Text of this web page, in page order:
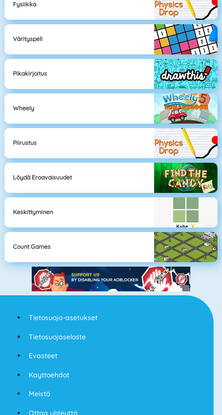
Fysiikka
Värityspeli
Pikakirjoitus
Wheely
Piirustus
Löydä Eroavaisuudet
Keskittyminen
Count Games
Tietosuoja-asetukset
Tietosuojaseloste
Evasteet
Kayttoehdot
Meistä
Ottaa yhteyttä